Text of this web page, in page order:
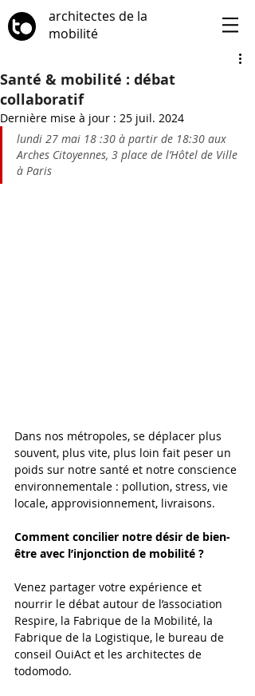
architectes de la
mobilité
Santé & mobilité : débat
collaboratif
Dernière mise à jour : 25 juil. 2024
lundi 27 mai 18 :30 à partir de 18:30 aux
Arches Citoyennes, 3 place de l’Hôtel de Ville
à Paris
Dans nos métropoles, se déplacer plus
souvent, plus vite, plus loin fait peser un
poids sur notre santé et notre conscience
environnementale : pollution, stress, vie
locale, approvisionnement, livraisons.
Comment concilier notre désir de bien-
être avec l’injonction de mobilité ?
Venez partager votre expérience et
nourrir le débat autour de l’association
Respire, la Fabrique de la Mobilité, la
Fabrique de la Logistique, le bureau de
conseil OuiAct et les architectes de
todomodo.